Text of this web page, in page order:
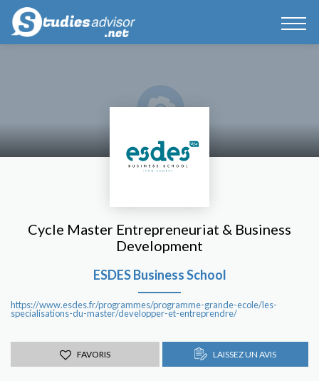
Cycle Master Entrepreneuriat & Business
Development
ESDES Business School
https://www.esdes.fr/programmes/programme-grande-ecole/les-
specialisations-du-master/developper-et-entreprendre/
FAVORIS LAISSEZ UN AVIS